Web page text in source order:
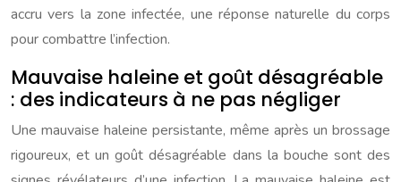
accru vers la zone infectée, une réponse naturelle du corps
pour combattre l’infection.
Mauvaise haleine et goût désagréable
: des indicateurs à ne pas négliger
Une mauvaise haleine persistante, même après un brossage
rigoureux, et un goût désagréable dans la bouche sont des